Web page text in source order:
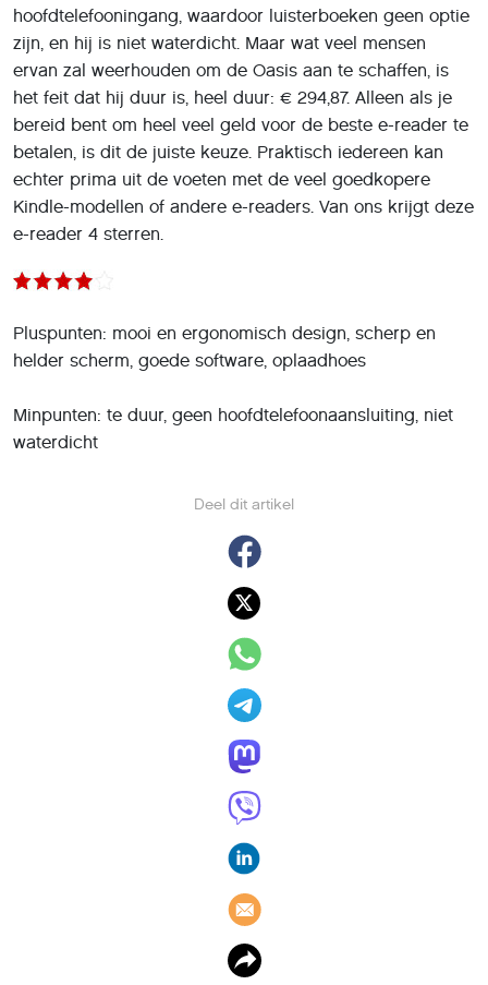
Deel dit artikel
hoofdtelefooningang, waardoor luisterboeken geen optie
zijn, en hij is niet waterdicht. Maar wat veel mensen
ervan zal weerhouden om de Oasis aan te schaffen, is
het feit dat hij duur is, heel duur: € 294,87. Alleen als je
bereid bent om heel veel geld voor de beste e-reader te
betalen, is dit de juiste keuze. Praktisch iedereen kan
echter prima uit de voeten met de veel goedkopere
Kindle-modellen of andere e-readers. Van ons krijgt deze
e-reader 4 sterren.
Pluspunten: mooi en ergonomisch design, scherp en
helder scherm, goede software, oplaadhoes
Minpunten: te duur, geen hoofdtelefoonaansluiting, niet
waterdicht